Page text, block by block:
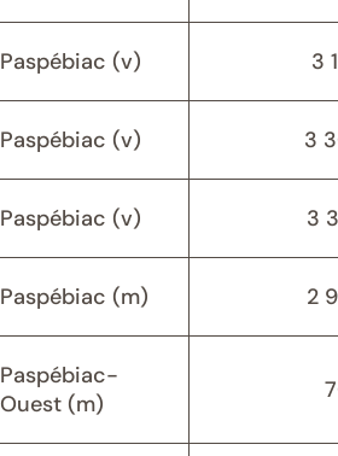
Paspébiac (v) 3
Paspébiac (v) 3
Paspébiac (v) 3
Paspébiac (m) 2
Paspébiac-
Ouest (m)